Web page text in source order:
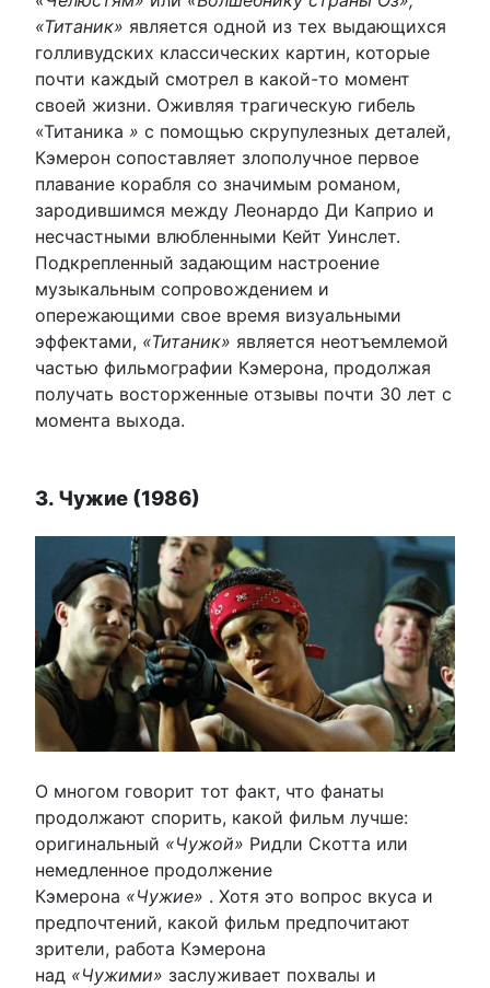
«Титаник» является одной из тех выдающихся
голливудских классических картин, которые
почти каждый смотрел в какой-то момент
своей жизни. Оживляя трагическую гибель
«Титаника » с помощью скрупулезных деталей,
Кэмерон сопоставляет злополучное первое
плавание корабля со значимым романом,
зародившимся между Леонардо Ди Каприо и
несчастными влюбленными Кейт Уинслет.
Подкрепленный задающим настроение
музыкальным сопровождением и
опережающими свое время визуальными
эффектами, «Титаник» является неотъемлемой
частью фильмографии Кэмерона, продолжая
получать восторженные отзывы почти 30 лет с
момента выхода.
3. Чужие (1986)
О многом говорит тот факт, что фанаты
продолжают спорить, какой фильм лучше:
оригинальный «Чужой» Ридли Скотта или
немедленное продолжение
Кэмерона «Чужие» . Хотя это вопрос вкуса и
предпочтений, какой фильм предпочитают
зрители, работа Кэмерона
над «Чужими» заслуживает похвалы и